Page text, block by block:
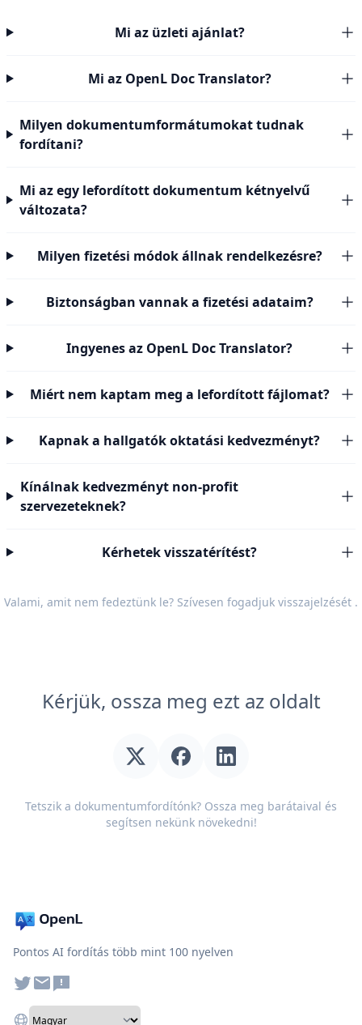
Mi az üzleti ajánlat?
Mi az OpenL Doc Translator?
Milyen dokumentumformátumokat tudnak
fordítani?
Mi az egy lefordított dokumentum kétnyelvű
változata?
Milyen fizetési módok állnak rendelkezésre?
Biztonságban vannak a fizetési adataim?
Ingyenes az OpenL Doc Translator?
Miért nem kaptam meg a lefordított fájlomat?
Kapnak a hallgatók oktatási kedvezményt?
Kínálnak kedvezményt non-profit
szervezeteknek?
Kérhetek visszatérítést?
Valami, amit nem fedeztünk le? Szívesen fogadjuk visszajelzését .
Kérjük, ossza meg ezt az oldalt
Tetszik a dokumentumfordítónk? Ossza meg barátaival és
segítsen nekünk növekedni!
Pontos AI fordítás több mint 100 nyelven